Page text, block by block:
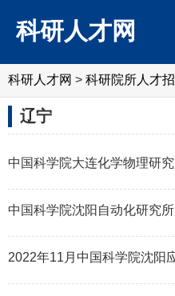
科研人才网
科研人才网 > 科研院所人才
辽宁
中国科学院沈阳自动化研究